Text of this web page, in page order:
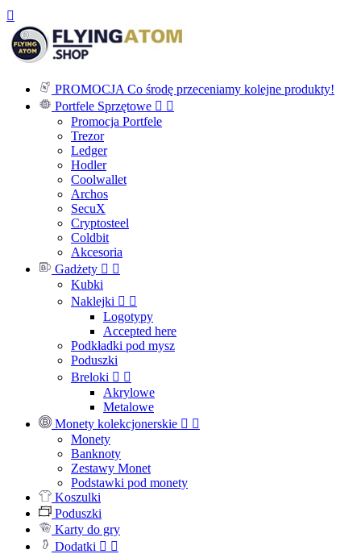

PROMOCJA Co środę przeceniamy kolejne produkty!
Portfele Sprzętowe  
Promocja Portfele
Trezor
Ledger
Hodler
Coolwallet
Archos
SecuX
Cryptosteel
Coldbit
Akcesoria
Gadżety  
Kubki
Naklejki  
Logotypy
Accepted here
Podkładki pod mysz
Poduszki
Breloki  
Akrylowe
Metalowe
Monety kolekcjonerskie  
Monety
Banknoty
Zestawy Monet
Podstawki pod monety
Koszulki
Poduszki
Karty do gry
Dodatki  